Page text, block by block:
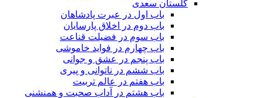
گلستان سعدی
باب اول در عبرت پادشاهان
باب دوم در اخلاق پارسایان
باب سوم در فضیلت قناعت
باب چهارم در فواید خاموشى
باب پنجم در عشق و جوانى
باب ششم در ناتوانى و پیرى
باب هفتم در عالم تربیت
باب هشتم در آداب صحبت و همنشنى